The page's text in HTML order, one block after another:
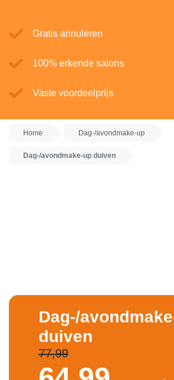
Gratis annuleren
100% erkende salons
Vaste voordeelprijs
Home Dag-/avondmake-up
Dag-/avondmake-up duiven
Dag-/
duiven
77,99